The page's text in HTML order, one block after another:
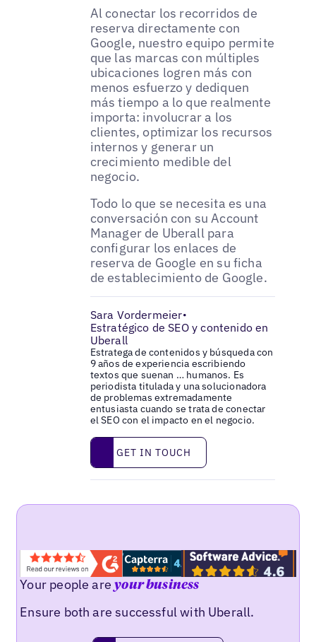
Al conectar los recorridos de
reserva directamente con
Google, nuestro equipo permite
que las marcas con múltiples
ubicaciones logren más con
menos esfuerzo y dediquen
más tiempo a lo que realmente
importa: involucrar a los
clientes, optimizar los recursos
internos y generar un
crecimiento medible del
negocio.
Todo lo que se necesita es una
conversación con su Account
Manager de Uberall para
configurar los enlaces de
reserva de Google en su ficha
de establecimiento de Google.
Sara Vordermeier•
Estratégico de SEO y contenido en
Uberall
Estratega de contenidos y búsqueda con
9 años de experiencia escribiendo
textos que suenan … humanos. Es
periodista titulada y una solucionadora
de problemas extremadamente
entusiasta cuando se trata de conectar
el SEO con el impacto en el negocio.
Get in touch
GET IN TOUCH
Your people areyour business
Ensure both are successful with Uberall.